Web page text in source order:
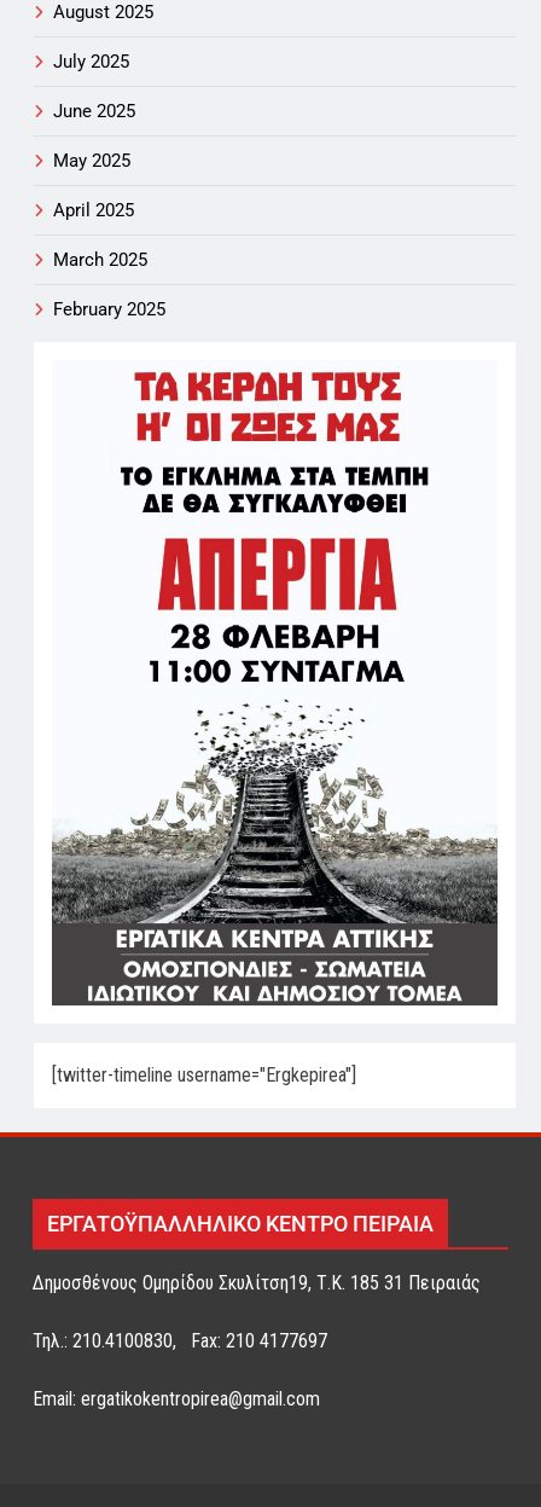
August 2025
July 2025
June 2025
May 2025
April 2025
March 2025
February 2025
[twitter-timeline username="Ergkepirea"]
ΕΡΓΑΤΟΫΠΑΛΛΗΛΙΚΟ ΚΕΝΤΡΟ ΠΕΙΡΑΙΑ
Δημοσθένους Ομηρίδου Σκυλίτση19, Τ.Κ. 185 31 Πειραιάς
Τηλ.: 210.4100830, Fax: 210 4177697
Email: ergatikokentropirea@gmail.com